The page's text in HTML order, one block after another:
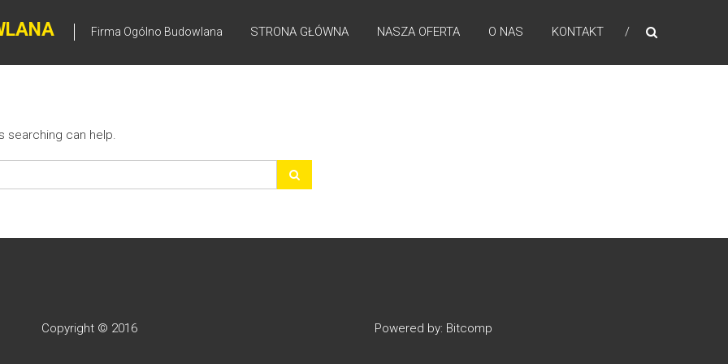
Firma Ogólno Budowlana STRONA GŁÓWNA NASZA OFERTA O NAS KONTAKT
searching can help.
Copyright © 2016 Powered by: Bitcomp